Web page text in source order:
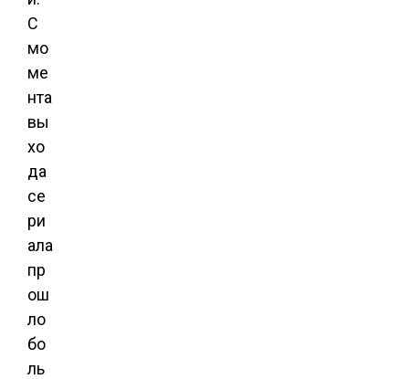
С
мо
ме
нта
вы
хо
да
се
ри
ала
пр
ош
ло
бо
ль